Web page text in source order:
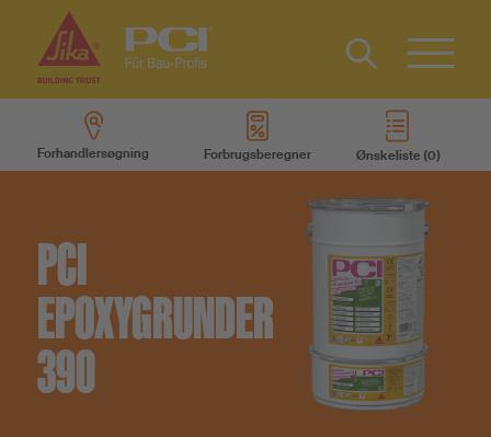
Produkter
Produktsystemer
Service
Viden
Type 2 or
more
characters
Forhandlersøgning Forbrugsberegner Ønskeliste
Kontakt
PCI
EPOXYGRUNDER
390